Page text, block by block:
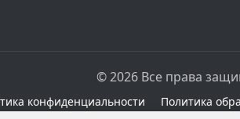
© 2026 Все права
конфиденциальности Политика